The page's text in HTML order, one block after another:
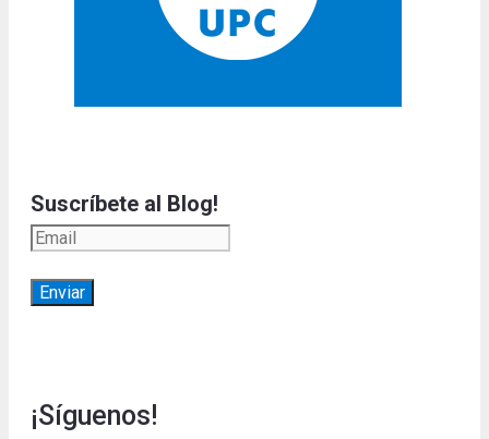
Suscríbete al Blog!
¡Síguenos!